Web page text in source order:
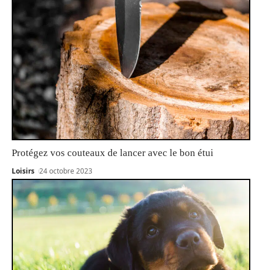
Protégez vos couteaux de lancer avec le bon étui
Loisirs 24 octobre 2023